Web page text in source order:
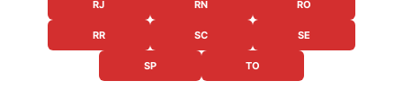
RJ RN RO
RR SC SE
SP TO